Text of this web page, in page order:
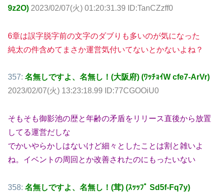
9z2O) 2023/02/07(火) 01:20:31.39 ID:TanCZzff0
6章は誤字脱字前の文字のダブりも多いのが気になった
純太の件含めてまさか運営気付いてないとかないよね？
357: 名無しですよ、名無し！(大阪府) (ﾜｯﾁｮｲW cfe7-ArVr)
2023/02/07(火) 13:23:18.99 ID:77CGOOiU0
そもそも御影池の歴と年齢の矛盾をリリース直後から放置
してる運営だしな
でかいやらかしはないけど細々としたことは割と雑いよ
ね。イベントの周回とか改善されたのにもったいない
358: 名無しですよ、名無し！(茸) (ｽｯｯﾌﾟ Sd5f-Fq7y)